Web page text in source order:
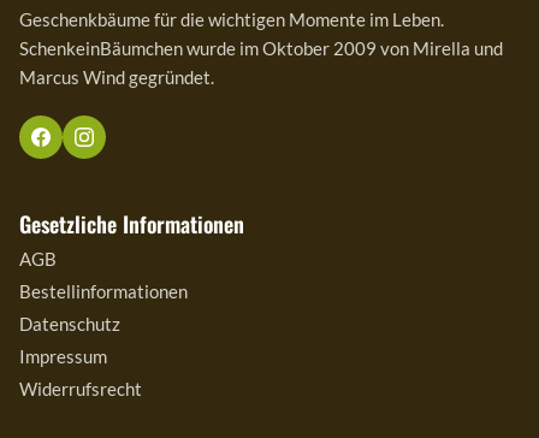
Geschenkbäume für die wichtigen Momente im Leben.
SchenkeinBäumchen wurde im Oktober 2009 von Mirella und
Marcus Wind gegründet.
Gesetzliche Informationen
AGB
Bestellinformationen
Datenschutz
Impressum
Widerrufsrecht